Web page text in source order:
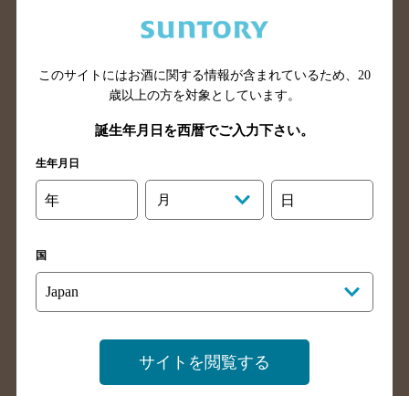
静岡県のバー検索
三重県のバー検索
岐阜県のバー検索
富山県のバー検索
石川県のバー検索
福井県のバー検索
大阪府のバー検索
京都府のバー検索
滋賀県のバー検索
和歌山県のバー検索
広島県のバー検索
岡山県のバー検索
香川県のバー検索
佐賀県のバー検索
大分県のバー検索
熊本県のバー検索
このサイトにはお酒に関する情報が含まれているため、 20
歳以上の方を対象としています。
誕生年月日を西暦でご入力下さい。
生年月日
年 月 日
国
サイトを閲覧する